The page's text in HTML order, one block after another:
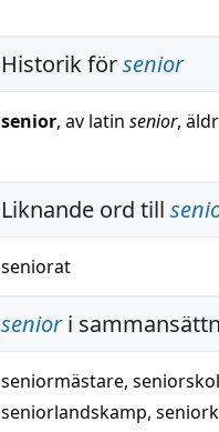
Historik försenior
senior, av latin senior,
Liknande ord till
seniorat
seniori
seniormästare,
seniorlandskamp,